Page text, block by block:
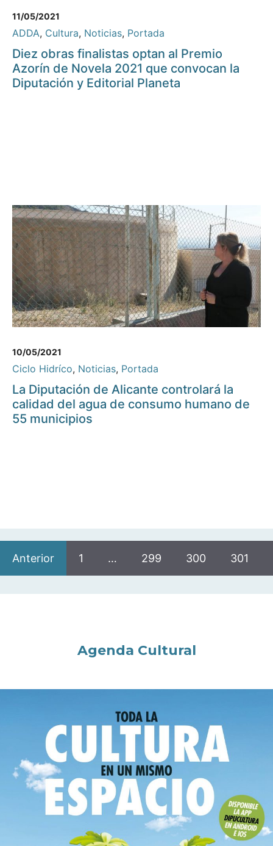
11/05/2021
ADDA, Cultura, Noticias, Portada
Diez obras finalistas optan al Premio
Azorín de Novela 2021 que convocan la
Diputación y Editorial Planeta
10/05/2021
Ciclo Hidríco, Noticias, Portada
La Diputación de Alicante controlará la
calidad del agua de consumo humano de
55 municipios
Anterior 1 … 299 300 301
Agenda Cultural